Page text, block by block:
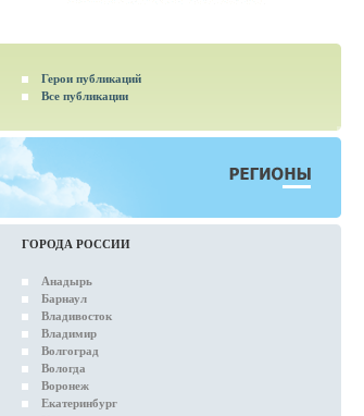
Герои публикаций
Все публикации
ГОРОДА РОССИИ
Анадырь
Барнаул
Владивосток
Владимир
Волгоград
Вологда
Воронеж
Екатеринбург